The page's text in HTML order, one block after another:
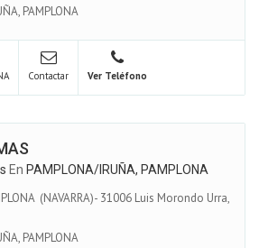
PAMPLONA
Contactar Ver Teléfono
En PAMPLONA/IRUÑA, PAMPLONA
(NAVARRA)- 31006 Luis Morondo Urra,
PAMPLONA